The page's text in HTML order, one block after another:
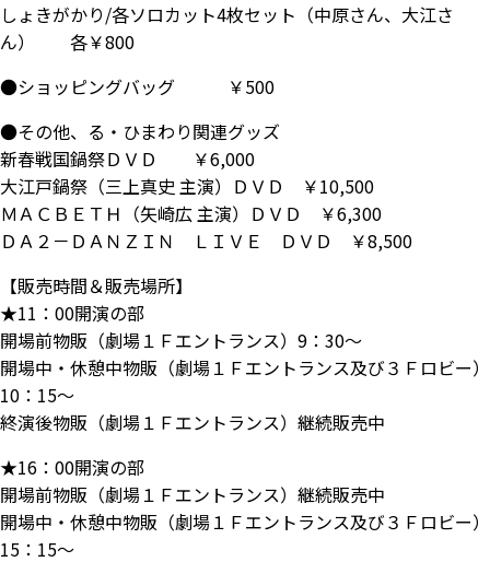
しょきがかり/各ソロカット4枚セット（中原さん、大江さ
ん） 各￥800
●ショッピングバッグ ￥500
●その他、る・ひまわり関連グッズ
新春戦国鍋祭ＤＶＤ ￥6,000
大江戸鍋祭（三上真史 主演）ＤＶＤ ￥10,500
ＭＡＣＢＥＴＨ（矢崎広 主演）ＤＶＤ ￥6,300
ＤＡ２－ＤＡＮＺＩＮ ＬＩＶＥ ＤＶＤ ￥8,500
【販売時間＆販売場所】
★11：00開演の部
開場前物販（劇場１Ｆエントランス）9：30～
開場中・休憩中物販（劇場１Ｆエントランス及び３Ｆロビー）
10：15～
終演後物販（劇場１Ｆエントランス）継続販売中
★16：00開演の部
開場前物販（劇場１Ｆエントランス）継続販売中
開場中・休憩中物販（劇場１Ｆエントランス及び３Ｆロビー）
15：15～